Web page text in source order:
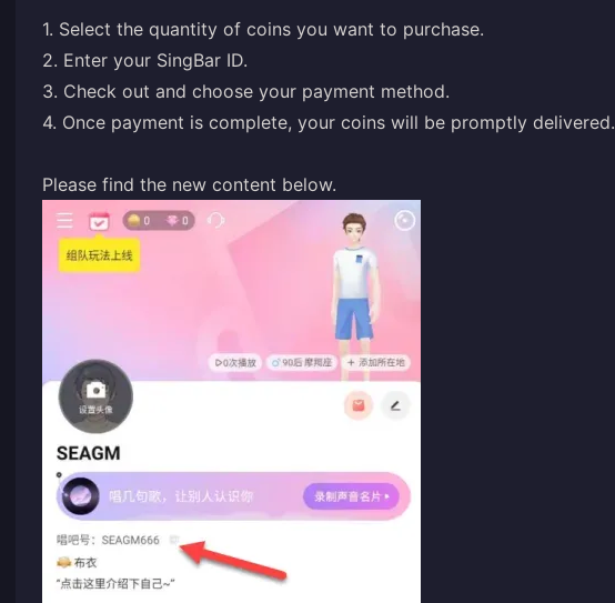
1. Select the quantity of coins you want to purchase.
2. Enter your SingBar ID.
3. Check out and choose your payment method.
4. Once payment is complete, your coins will be promptly delivered.
Please find the new content below.